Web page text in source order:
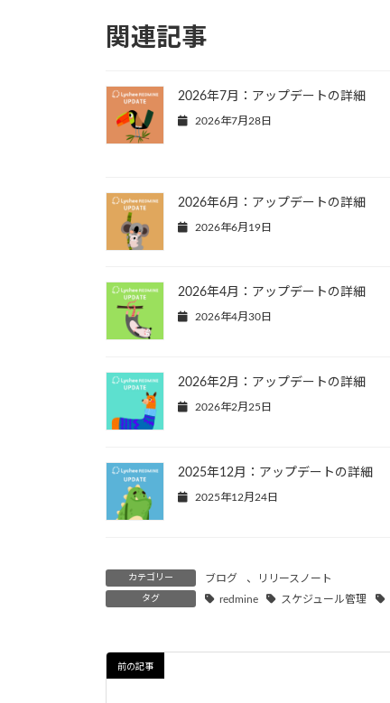
関連記事
2026年7月：アップデートの詳細
2026年7月28日
2026年6月：アップデートの詳細
2026年6月19日
2026年4月：アップデートの詳細
2026年4月30日
2026年2月：アップデートの詳細
2026年2月25日
2025年12月：アップデートの詳細
2025年12月24日
カテゴリー ブログ 、 リリースノート
タグ redmine スケジュール管理
前の記事